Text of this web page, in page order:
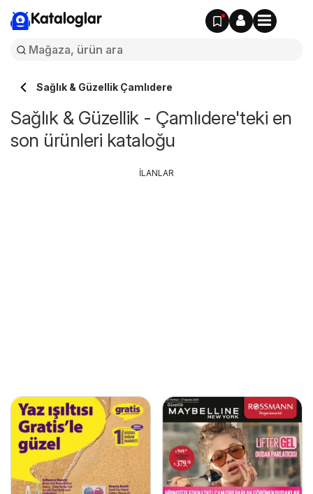
Kataloglar
Sağlık & Güzellik Çamlıdere
Sağlık & Güzellik - Çamlıdere'teki en
son ürünleri kataloğu
İLANLAR